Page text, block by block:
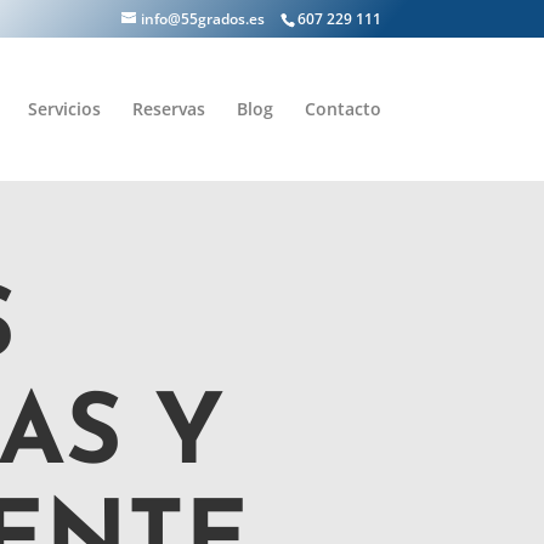
607 229 111
info@55grados.es
Servicios Reservas Blog Contacto
Y